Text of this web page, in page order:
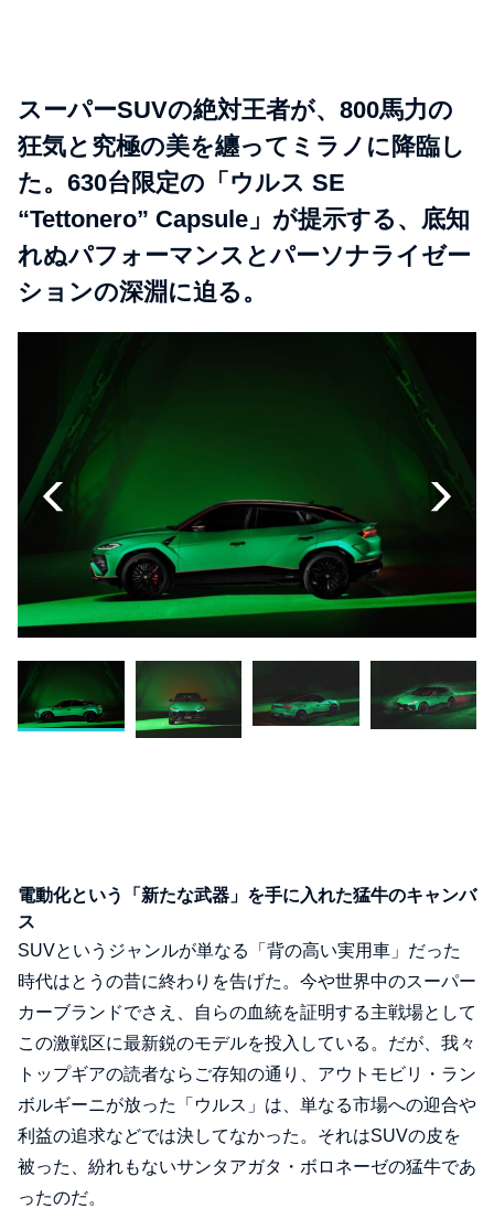
スーパーSUVの絶対王者が、800馬力の
狂気と究極の美を纏ってミラノに降臨し
た。630台限定の「ウルス SE
“Tettonero” Capsule」が提示する、底知
れぬパフォーマンスとパーソナライゼー
ションの深淵に迫る。
電動化という「新たな武器」を手に入れた猛牛のキャンバ
ス
SUVというジャンルが単なる「背の高い実用車」だった
時代はとうの昔に終わりを告げた。今や世界中のスーパー
カーブランドでさえ、自らの血統を証明する主戦場として
この激戦区に最新鋭のモデルを投入している。だが、我々
トップギアの読者ならご存知の通り、アウトモビリ・ラン
ボルギーニが放った「ウルス」は、単なる市場への迎合や
利益の追求などでは決してなかった。それはSUVの皮を
被った、紛れもないサンタアガタ・ボロネーゼの猛牛であ
ったのだ。